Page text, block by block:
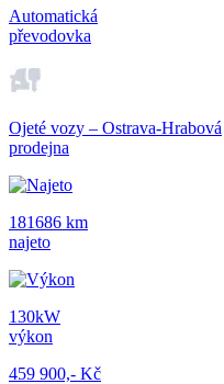
Automatická
převodovka
Ojeté vozy – Ostrava-Hrabová
prodejna
181686 km
najeto
130kW
výkon
459 900,- Kč